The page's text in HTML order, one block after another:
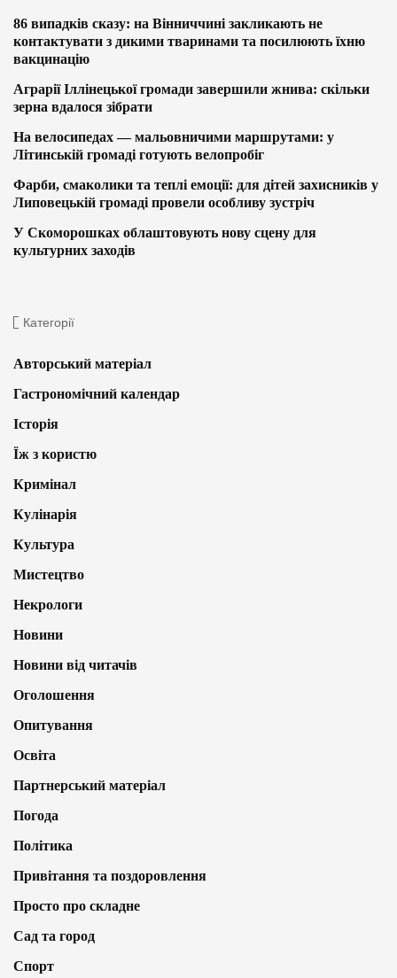
86 випадків сказу: на Вінниччині закликають не
контактувати з дикими тваринами та посилюють їхню
вакцинацію
Аграрії Іллінецької громади завершили жнива: скільки
зерна вдалося зібрати
На велосипедах — мальовничими маршрутами: у
Літинській громаді готують велопробіг
Фарби, смаколики та теплі емоції: для дітей захисників у
Липовецькій громаді провели особливу зустріч
У Скоморошках облаштовують нову сцену для
культурних заходів
Категорії
Авторський матеріал
Гастрономічний календар
Історія
Їж з користю
Кримінал
Кулінарія
Культура
Мистецтво
Некрологи
Новини
Новини від читачів
Оголошення
Опитування
Освіта
Партнерський матеріал
Погода
Політика
Привітання та поздоровлення
Просто про складне
Сад та город
Спорт